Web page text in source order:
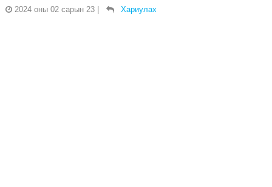
2024 оны 02 сарын 23 | Хариулах